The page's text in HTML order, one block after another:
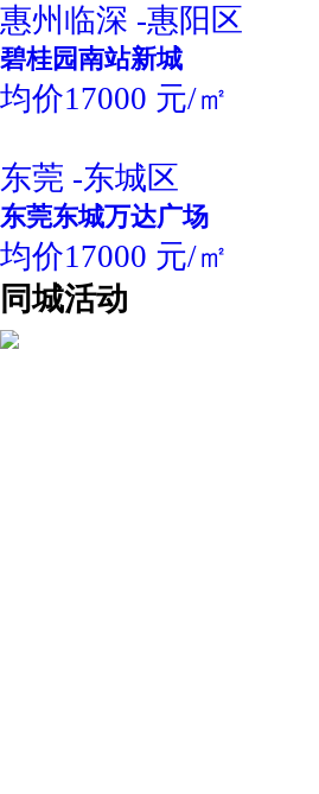
惠州临深 -惠阳区
碧桂园南站新城
均价17000 元/㎡
东莞 -东城区
东莞东城万达广场
均价17000 元/㎡
同城活动